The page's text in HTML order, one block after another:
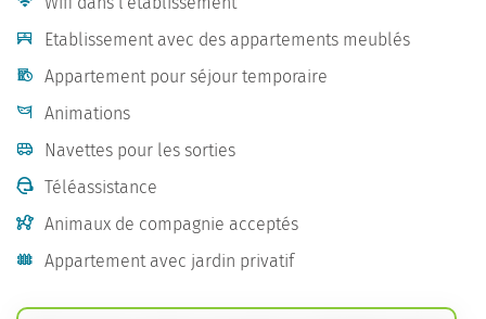
Etablissement avec des appartements meublés
Appartement pour séjour temporaire
Animations
Navettes pour les sorties
Téléassistance
Animaux de compagnie acceptés
Appartement avec jardin privatif